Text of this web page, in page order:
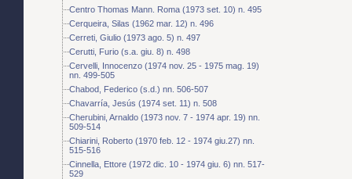
Centro Thomas Mann. Roma (1973 set. 10) n. 495
Cerqueira, Silas (1962 mar. 12) n. 496
Cerreti, Giulio (1973 ago. 5) n. 497
Cerutti, Furio (s.a. giu. 8) n. 498
Cervelli, Innocenzo (1974 nov. 25 - 1975 mag. 19)
nn. 499-505
Chabod, Federico (s.d.) nn. 506-507
Chavarría, Jesús (1974 set. 11) n. 508
Cherubini, Arnaldo (1973 nov. 7 - 1974 apr. 19) nn.
509-514
Chiarini, Roberto (1970 feb. 12 - 1974 giu.27) nn.
515-516
Cinnella, Ettore (1972 dic. 10 - 1974 giu. 6) nn. 517-
529